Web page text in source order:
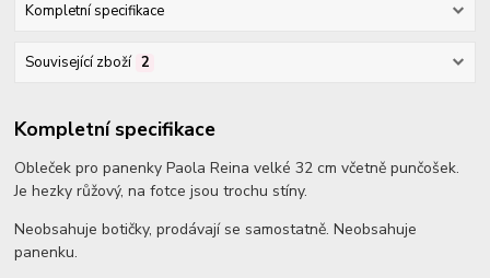
Kompletní specifikace
Související zboží 2
Kompletní specifikace
Obleček pro panenky Paola Reina velké 32 cm včetně punčošek.
Je hezky růžový, na fotce jsou trochu stíny.
Neobsahuje botičky, prodávají se samostatně. Neobsahuje
panenku.